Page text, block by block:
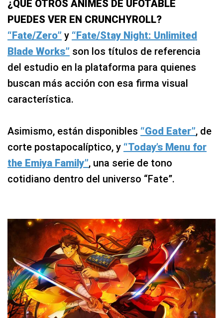
¿QUÉ OTROS ANIMES DE UFOTABLE
PUEDES VER EN CRUNCHYROLL?
“Fate/Zero” y “Fate/Stay Night: Unlimited
Blade Works” son los títulos de referencia
del estudio en la plataforma para quienes
buscan más acción con esa firma visual
característica.
Asimismo, están disponibles “God Eater”, de
corte postapocalíptico, y “Today’s Menu for
the Emiya Family”, una serie de tono
cotidiano dentro del universo “Fate”.